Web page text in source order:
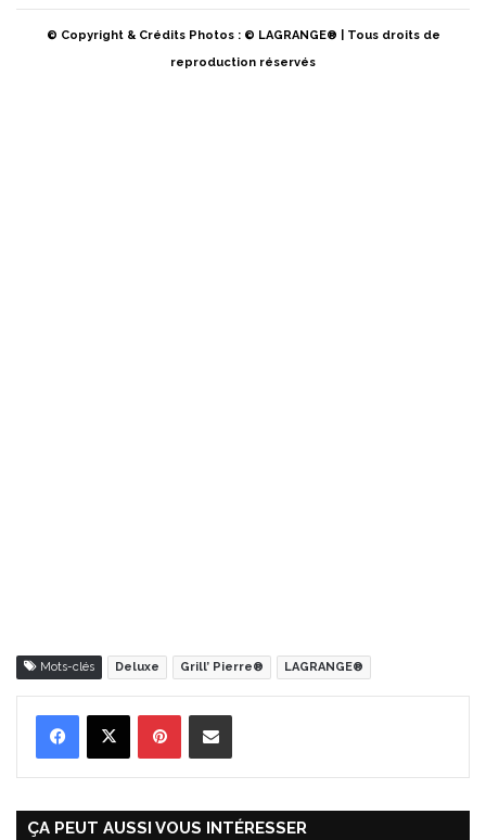
© Copyright & Crédits Photos : © LAGRANGE® | Tous droits de
reproduction réservés
Mots-clés Deluxe Grill’ Pierre® LAGRANGE®
ÇA PEUT AUSSI VOUS INTÉRESSER